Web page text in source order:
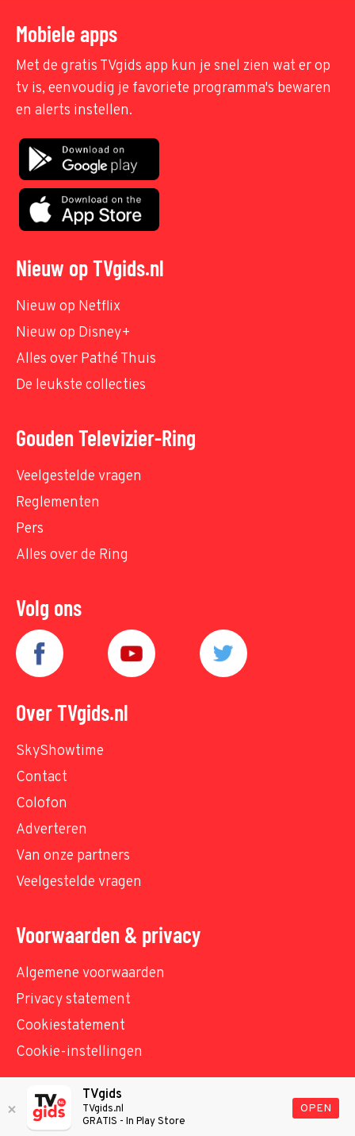
Mobiele apps
Met de gratis TVgids app kun je snel zien wat er op
tv is, eenvoudig je favoriete programma's bewaren
en alerts instellen.
Nieuw op TVgids.nl
Nieuw op Netflix
Nieuw op Disney+
Alles over Pathé Thuis
De leukste collecties
Gouden Televizier-Ring
Veelgestelde vragen
Reglementen
Pers
Alles over de Ring
Volg ons
Over TVgids.nl
SkyShowtime
Contact
Colofon
Adverteren
Van onze partners
Veelgestelde vragen
Voorwaarden & privacy
Algemene voorwaarden
Privacy statement
Cookiestatement
Cookie-instellingen
© TVgids.nl 2026 - All rights reserved. No text and
datamining.
TVgids
TVgids.nl
GRATIS - In Play Store
OPEN